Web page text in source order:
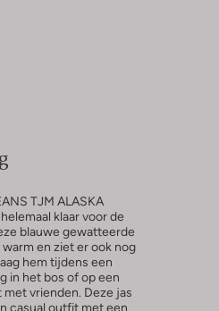
TJM ALASKA
klaar voor de
blauwe gewatteerde
en ziet er ook nog
hem tijdens een
in het bos of op een
vrienden. Deze jas
casual outfit met een